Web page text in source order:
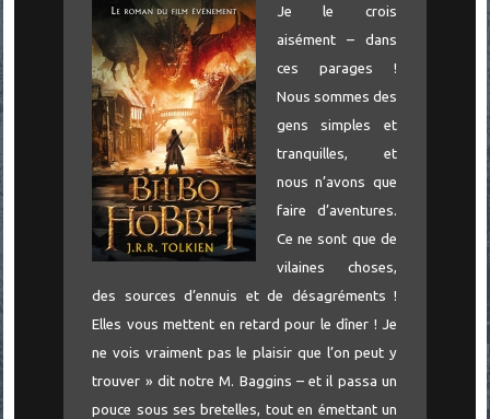
Je le crois
aisément – dans
ces parages !
Nous sommes des
gens simples et
tranquilles, et
nous n’avons que
faire d’aventures.
Ce ne sont que de
vilaines choses,
des sources d’ennuis et de désagréments !
Elles vous mettent en retard pour le dîner ! Je
ne vois vraiment pas le plaisir que l’on peut y
trouver » dit notre M. Baggins – et il passa un
pouce sous ses bretelles, tout en émettant un